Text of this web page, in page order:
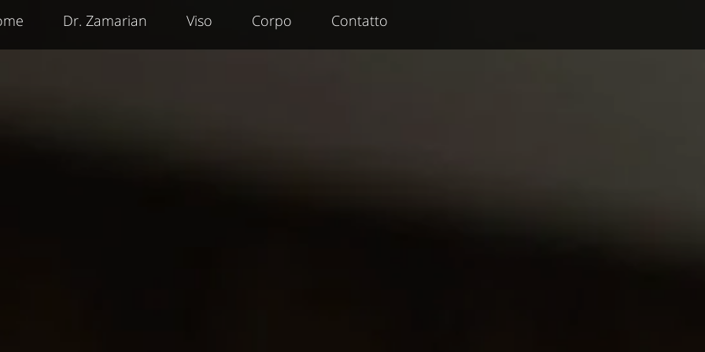
Dr. Zamarian Viso Corpo Contatto